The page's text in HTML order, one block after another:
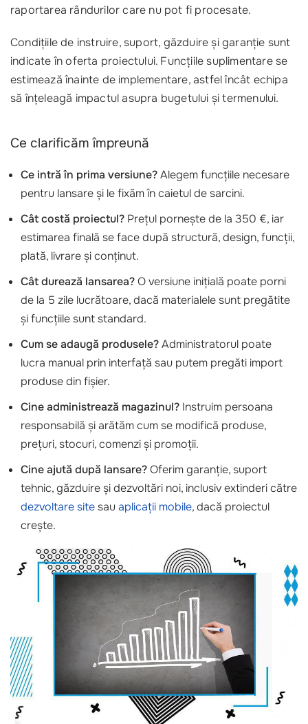
raportarea rândurilor care nu pot fi procesate.
Condițiile de instruire, suport, găzduire și garanție sunt
indicate în oferta proiectului. Funcțiile suplimentare se
estimează înainte de implementare, astfel încât echipa
să înțeleagă impactul asupra bugetului și termenului.
Ce clarificăm împreună
Ce intră în prima versiune?Alegem funcțiile necesare
pentru lansare și le fixăm în caietul de sarcini.
Cât costă proiectul? Prețul pornește de la 350 €, iar
estimarea finală se face după structură, design, funcții,
plată, livrare și conținut.
Cât durează lansarea?O versiune inițială poate porni
de la 5 zile lucrătoare, dacă materialele sunt pregătite
și funcțiile sunt standard.
Cum se adaugă produsele?Administratorul poate
lucra manual prin interfață sau putem pregăti import
produse din fișier.
Cine administrează magazinul? Instruim persoana
responsabilă și arătăm cum se modifică produse,
prețuri, stocuri, comenzi și promoții.
Cine ajută după lansare?Oferim garanție, suport
tehnic, găzduire și dezvoltări noi, inclusiv extinderi către
dezvoltare sitesauaplicații mobile, dacă proiectul
crește.